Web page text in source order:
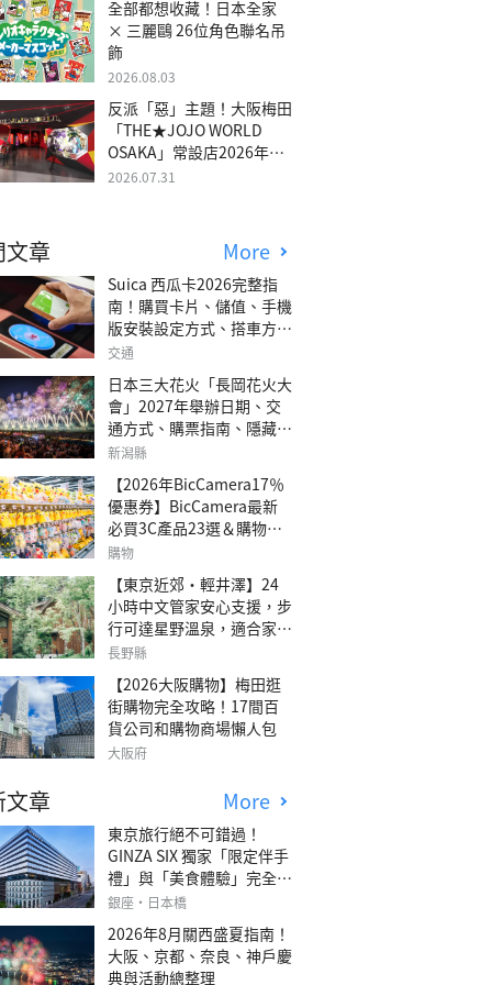
全部都想收藏！日本全家
× 三麗鷗 26位角色聯名吊
飾
2026.08.03
反派「惡」主題！大阪梅田
「THE★JOJO WORLD
OSAKA」常設店2026年冬
季開幕
2026.07.31
章 More
Suica 西瓜卡2026完整指
南！購買卡片、儲值、手機
版安裝設定方式、搭車方
法、常見問題解答！
交通
日本三大花火「長岡花火大
會」2027年舉辦日期、交
通方式、購票指南、隱藏欣
賞地點
新潟縣
【2026年BicCamera17％
優惠券】BicCamera最新
必買3C產品23選＆購物攻
略
購物
【東京近郊・輕井澤】24
小時中文管家安心支援，步
行可達星野溫泉，適合家庭
旅行、三代同遊與紀念日的
澤森四季VILLA」
長野縣
【2026大阪購物】梅田逛
街購物完全攻略！17間百
貨公司和購物商場懶人包
大阪府
章 More
東京旅行絕不可錯過！
GINZA SIX 獨家「限定伴手
禮」與「美食體驗」完全指
南
銀座・日本橋
2026年8月關西盛夏指南！
大阪、京都、奈良、神戶慶
典與活動總整理